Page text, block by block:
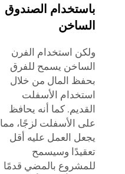
باستخدام الصندوق
الساخن
ولكن استخدام الفرن
الساخن يسمح للفرق
بحفظ المال من خلال
استخدام الأسفلت
القديم. كما أنه يحافظ
على الأسفلت لزجًا، مما
يجعل العمل عليه أقل
تعقيدًا وسيسمح
للمشروع بالمضي قدمًا